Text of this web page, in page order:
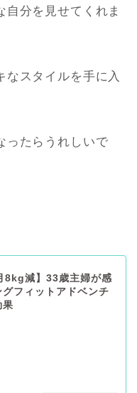
自分を見せてくれま
なスタイルを手に入
ったらうれしいで
8kg減】33歳主婦が感
グフィットアドベンチ
果